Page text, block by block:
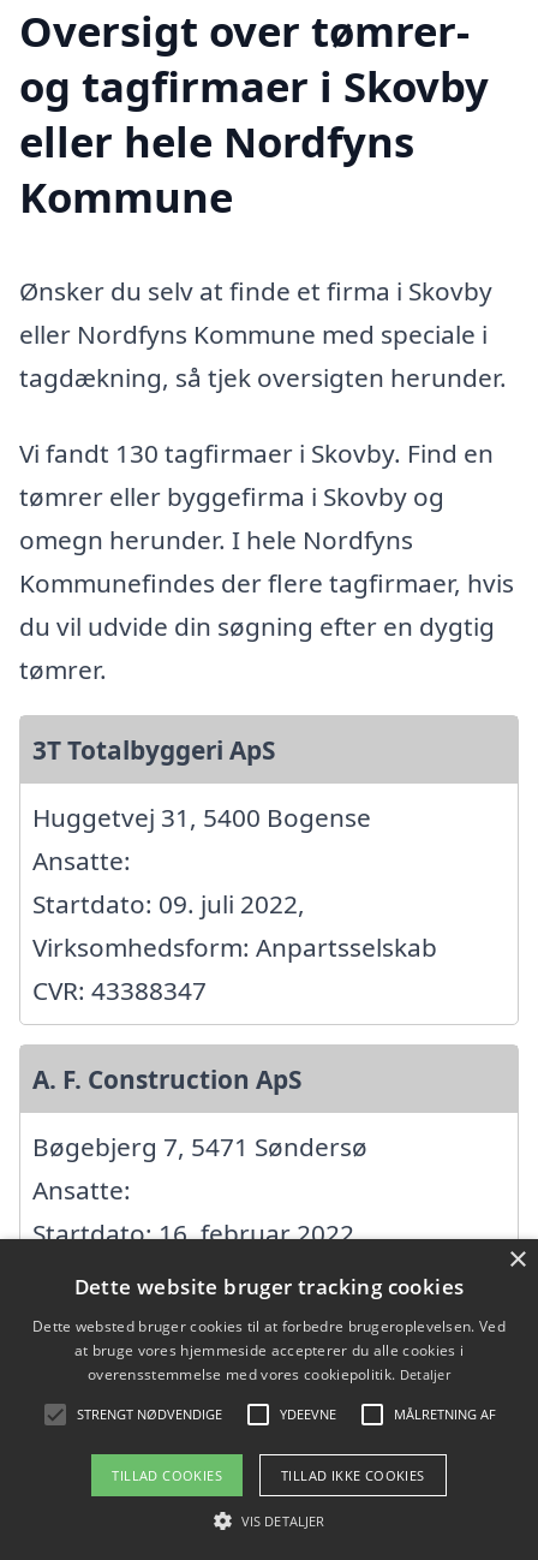
Oversigt over tømrer-
og tagfirmaer i Skovby
eller hele Nordfyns
Kommune
Ønsker du selv at finde et firma i Skovby
eller Nordfyns Kommune med speciale i
tagdækning, så tjek oversigten herunder.
Vi fandt 130 tagfirmaer i Skovby. Find en
tømrer eller byggefirma i Skovby og
omegn herunder. I hele Nordfyns
Kommunefindes der flere tagfirmaer, hvis
du vil udvide din søgning efter en dygtig
tømrer.
3T Totalbyggeri ApS
Huggetvej 31, 5400 Bogense
Ansatte:
Startdato: 09. juli 2022,
Virksomhedsform: Anpartsselskab
CVR: 43388347
A. F. Construction ApS
Bøgebjerg 7, 5471 Søndersø
Ansatte:
Startdato: 16. februar 2022,
Virksomhedsform: Anpartsselskab
CVR: 43063901
Almind Clausen Tømrer&Tagrens ApS
Havreløkken 44, 5450 Otterup
×
Dette website bruger tracking cookies
Dette websted bruger cookies til at forbedre brugeroplevelsen. Ved
at bruge vores hjemmeside accepterer du alle cookies i
overensstemmelse med vores cookiepolitik. Detaljer
STRENGT NØDVENDIGE YDEEVNE MÅLRETNING AF
TILLAD COOKIES TILLAD IKKE COOKIES
VIS DETALJER